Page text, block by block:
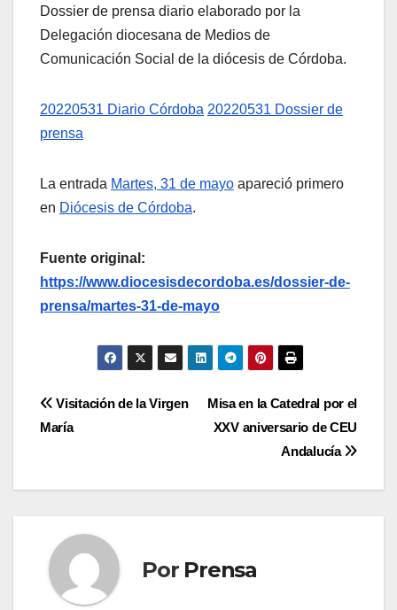
Dossier de prensa diario elaborado por la
Delegación diocesana de Medios de
Comunicación Social de la diócesis de Córdoba.
20220531 Diario Córdoba 20220531 Dossier de
prensa
La entrada Martes, 31 de mayo apareció primero
en Diócesis de Córdoba.
Fuente original:
https://www.diocesisdecordoba.es/dossier-de-
prensa/martes-31-de-mayo
Navegación
entradas
Misa en la Catedral por el
XXV aniversario de CEU
Andalucía
Visitación de la Virgen
María
Por Prensa